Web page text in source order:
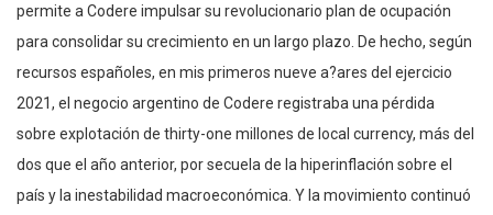
permite a Codere impulsar su revolucionario plan de ocupación
para consolidar su crecimiento en un largo plazo. De hecho, según
recursos españoles, en mis primeros nueve a?ares del ejercicio
2021, el negocio argentino de Codere registraba una pérdida
sobre explotación de thirty-one millones de local currency, más del
dos que el año anterior, por secuela de la hiperinflación sobre el
país y la inestabilidad macroeconómica. Y la movimiento continuó